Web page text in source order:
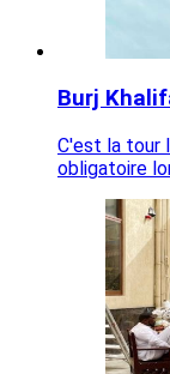
Burj
C'est la tour
obligatoire